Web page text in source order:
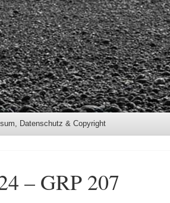
Datenschutz & Copyright
– GRP 207